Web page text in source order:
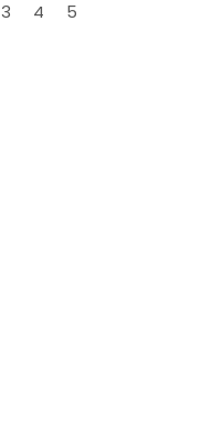
3 4
5